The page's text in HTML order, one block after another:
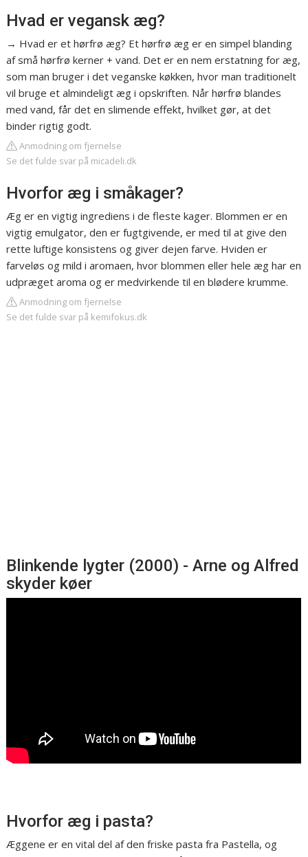
Hvad er vegansk æg?
→ Hvad er et hørfrø æg? Et hørfrø æg er en simpel blanding
af små hørfrø kerner + vand. Det er en nem erstatning for æg,
som man bruger i det veganske køkken, hvor man traditionelt
vil bruge et almindeligt æg i opskriften. Når hørfrø blandes
med vand, får det en slimende effekt, hvilket gør, at det
binder rigtig godt.
Anmodning om fjernelse
Se det fulde svar på micadeli.dk
Hvorfor æg i småkager?
Æg er en vigtig ingrediens i de fleste kager. Blommen er en
vigtig emulgator, den er fugtgivende, er med til at give den
rette luftige konsistens og giver dejen farve. Hviden er
farveløs og mild i aromaen, hvor blommen eller hele æg har en
udpræget aroma og er medvirkende til en blødere krumme.
Anmodning om fjernelse
Se det fulde svar på kemifokus.dk
Blinkende lygter (2000) - Arne og Alfred
skyder køer
Hvorfor æg i pasta?
Æggene er en vital del af den friske pasta fra Pastella, og